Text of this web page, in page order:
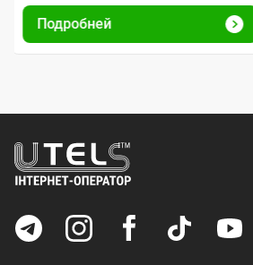
Подробней